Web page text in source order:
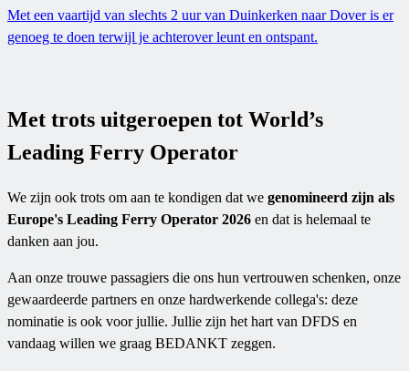
Met een vaartijd van slechts 2 uur van Duinkerken naar Dover is er
genoeg te doen terwijl je achterover leunt en ontspant.
Met trots uitgeroepen tot World’s
Leading Ferry Operator
We zijn ook trots om aan te kondigen dat we genomineerd zijn als
Europe's Leading Ferry Operator 2026 en dat is helemaal te
danken aan jou.
Aan onze trouwe passagiers die ons hun vertrouwen schenken, onze
gewaardeerde partners en onze hardwerkende collega's: deze
nominatie is ook voor jullie. Jullie zijn het hart van DFDS en
vandaag willen we graag BEDANKT zeggen.